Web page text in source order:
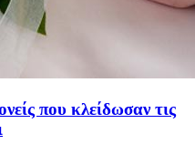
που κλείδωσαν τις